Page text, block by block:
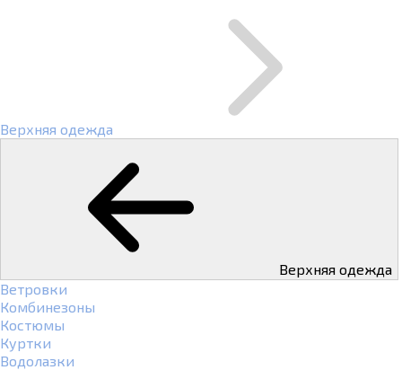
Верхняя одежда
Верхняя одежда
Ветровки
Комбинезоны
Костюмы
Куртки
Водолазки